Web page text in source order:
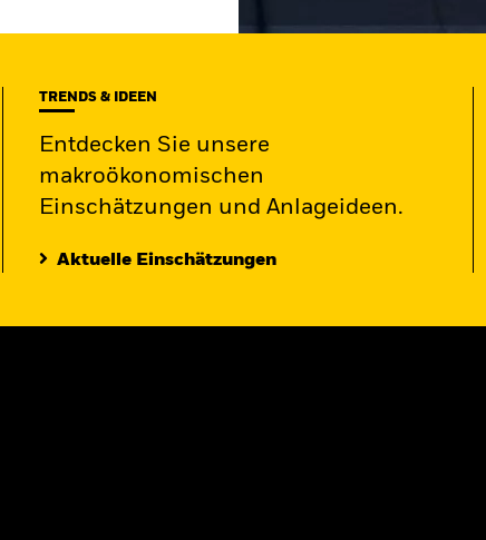
TRENDS & IDEEN
Entdecken Sie unsere
makroökonomischen
Einschätzungen und Anlageideen.
Aktuelle Einschätzungen